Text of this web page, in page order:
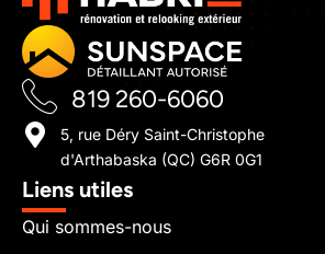
819 260-6060
5, rue Déry Saint-Christophe
d'Arthabaska (QC) G6R 0G1
Liens utiles
Qui sommes-nous